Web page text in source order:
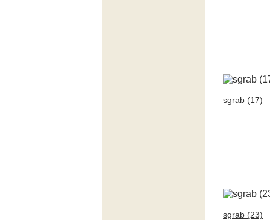
sgrab (17)
sgrab (23)